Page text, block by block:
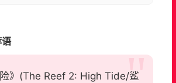
险》(The Reef 2: High Tide/鲨